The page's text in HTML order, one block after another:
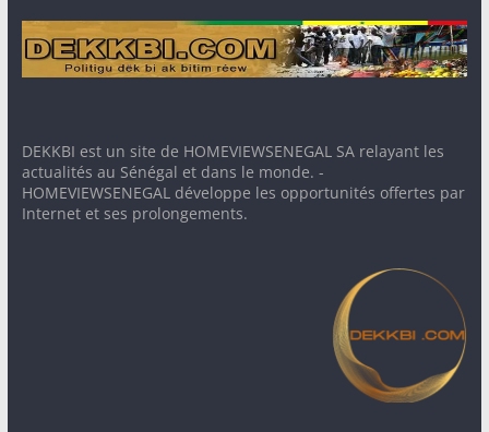
DEKKBI est un site de HOMEVIEWSENEGAL SA relayant les
actualités au Sénégal et dans le monde. -
HOMEVIEWSENEGAL développe les opportunités offertes par
Internet et ses prolongements.